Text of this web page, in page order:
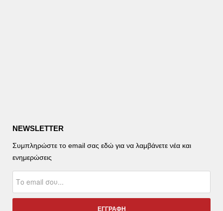
NEWSLETTER
Συμπληρώστε το email σας εδώ για να λαμβάνετε νέα και
ενημερώσεις